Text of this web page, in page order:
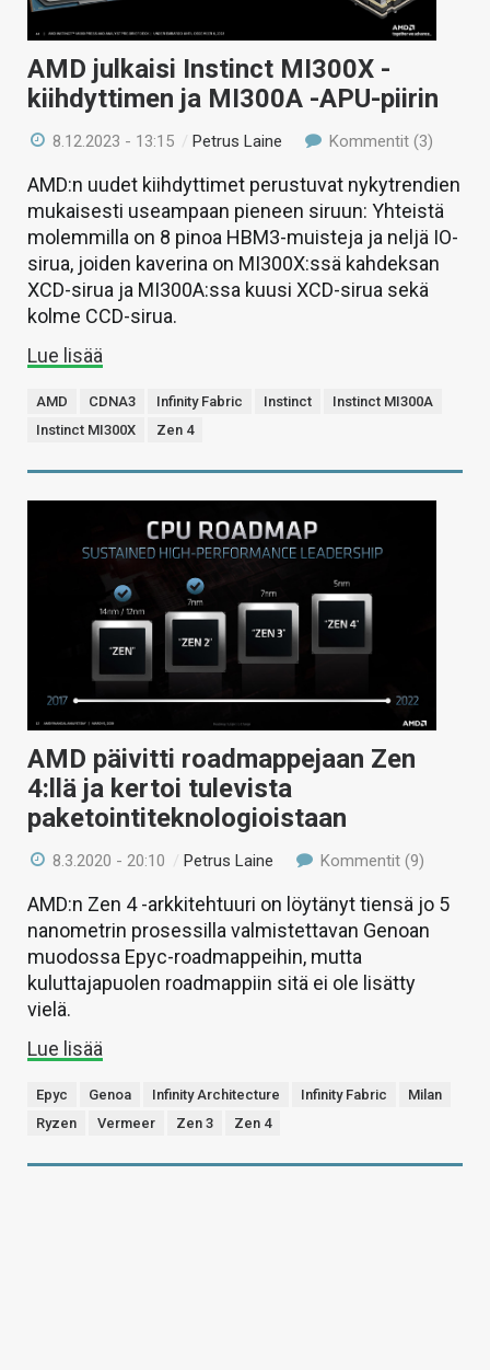
HAKU
AMD julkaisi Instinct MI300X -
kiihdyttimen ja MI300A -APU-piirin
8.12.2023 - 13:15 /Petrus Laine Kommentit (3)
AMD:n uudet kiihdyttimet perustuvat nykytrendien
mukaisesti useampaan pieneen siruun: Yhteistä
molemmilla on 8 pinoa HBM3-muisteja ja neljä IO-
sirua, joiden kaverina on MI300X:ssä kahdeksan
XCD-sirua ja MI300A:ssa kuusi XCD-sirua sekä
kolme CCD-sirua.
Lue lisää
AMD CDNA3 Infinity Fabric Instinct
Instinct MI300A
Instinct MI300X
Zen 4
AMD päivitti roadmappejaan Zen
4:llä ja kertoi tulevista
paketointiteknologioistaan
8.3.2020 - 20:10 / Petrus Laine Kommentit (9)
AMD:n Zen 4 -arkkitehtuuri on löytänyt tiensä jo 5
nanometrin prosessilla valmistettavan Genoan
muodossa Epyc-roadmappeihin, mutta
kuluttajapuolen roadmappiin sitä ei ole lisätty
vielä.
Lue lisää
Epyc Genoa Infinity Architecture Infinity Fabric
Milan
Ryzen
Vermeer Zen 3 Zen 4